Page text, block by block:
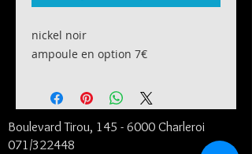
nickel noir
ampoule en option 7€
Boulevard Tirou, 145 - 6000 Charleroi
071/322448